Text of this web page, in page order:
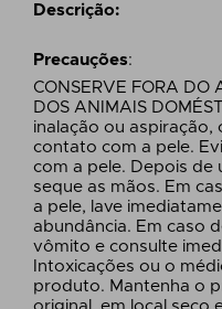
Descrição:
Precauções:
CONSERVE FORA DO
DOS ANIMAIS
inalação ou
contato com a pele.
com a pele. Depois de
seque as mãos. Em
a pele, lave
abundância. Em caso
vômito e consulte
Intoxicações ou o
produto. Mantenha o